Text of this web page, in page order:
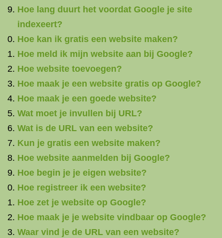
Hoe lang duurt het voordat Google je site
indexeert?
Hoe kan ik gratis een website maken?
Hoe meld ik mijn website aan bij Google?
Hoe website toevoegen?
Hoe maak je een website gratis op Google?
Hoe maak je een goede website?
Wat moet je invullen bij URL?
Wat is de URL van een website?
Kun je gratis een website maken?
Hoe website aanmelden bij Google?
Hoe begin je je eigen website?
Hoe registreer ik een website?
Hoe zet je website op Google?
Hoe maak je je website vindbaar op Google?
Waar vind je de URL van een website?